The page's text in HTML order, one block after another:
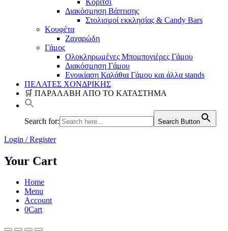
Διακόσμηση Βάπτισης
Στολισμοί εκκλησίας & Candy Bars
Κουφέτα
Ζαχαρώδη
Γάμος
Ολοκληρωμένες Μπομπονιέρες Γάμου
Διακόσμηση Γάμου
Ενοικίαση Καλάθια Γάμου και άλλα stands
ΠΕΛΑΤΕΣ ΧΟΝΔΡΙΚΗΣ
🛒 ΠΑΡΑΛΑΒΗ ΑΠΟ ΤΟ ΚΑΤΑΣΤΗΜΑ
Search for: Search Button
Login / Register
Your Cart
Home
Menu
Account
0Cart